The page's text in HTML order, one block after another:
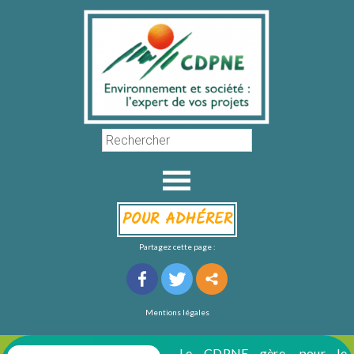
POUR ADHÉRER
Partagez cette page :
Mentions légales